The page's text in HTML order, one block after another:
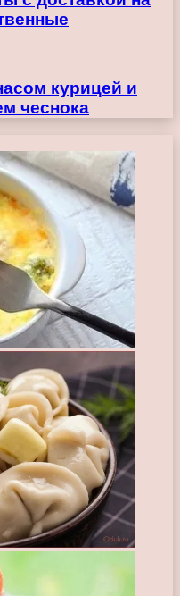
курицей и
чеснока